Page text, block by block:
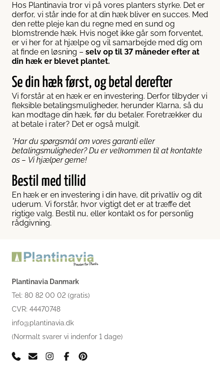
Hos Plantinavia tror vi på vores planters styrke. Det er
derfor, vi står inde for at din hæk bliver en succes. Med
den rette pleje kan du regne med en sund og
blomstrende hæk. Hvis noget ikke går som forventet,
er vi her for at hjælpe og vil samarbejde med dig om
at finde en løsning – selv op til 37 måneder efter at
din hæk er blevet plantet.
Se din hæk først, og betal derefter
Vi forstår at en hæk er en investering. Derfor tilbyder vi
fleksible betalingsmuligheder, herunder Klarna, så du
kan modtage din hæk, før du betaler. Foretrækker du
at betale i rater? Det er også mulgit.
*Har du spørgsmål om vores garanti eller
betalingsmuligheder? Du er velkommen til at kontakte
os – Vi hjælper gerne!
Bestil med tillid
En hæk er en investering i din have, dit privatliv og dit
uderum. Vi forstår, hvor vigtigt det er at træffe det
rigtige valg. Bestil nu, eller kontakt os for personlig
rådgivning.
Plantinavia Danmark
Tel: 80 82 00 02 (gratis)
CVR: 44470748
info@plantinavia.dk
(Normalt svarer vi indenfor 1 dage)